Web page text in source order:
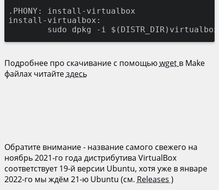
.PHONY: install-virtualbox
install-virtualbox:
Подробнее про скачивание с помощьюwget в Make
файлах читайтездесь
Обратите внимание - название самого свежего на
ноябрь 2021-го года дистрибутива VirtualBox
соответствует 19-й версии Ubuntu, хотя уже в январе
2022-го мы ждём 21-ю Ubuntu (см. Releases )